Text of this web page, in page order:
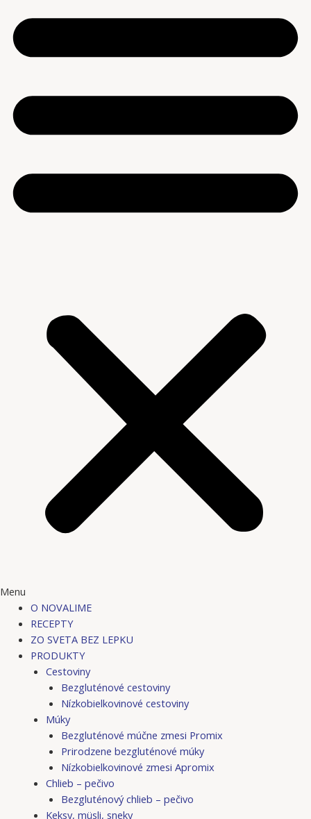
Menu
O NOVALIME
RECEPTY
ZO SVETA BEZ LEPKU
PRODUKTY
Cestoviny
Bezgluténové cestoviny
Nízkobielkovinové cestoviny
Múky
Bezgluténové múčne zmesi Promix
Prirodzene bezgluténové múky
Nízkobielkovinové zmesi Apromix
Chlieb – pečivo
Bezgluténový chlieb – pečivo
Keksy, müsli, sneky